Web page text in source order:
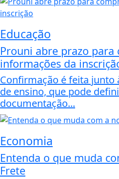
Educação
Prouni abre prazo para
informações da
Confirmação é feita
de ensino, que pode
documentação...
Economia
Entenda o que muda
Frete